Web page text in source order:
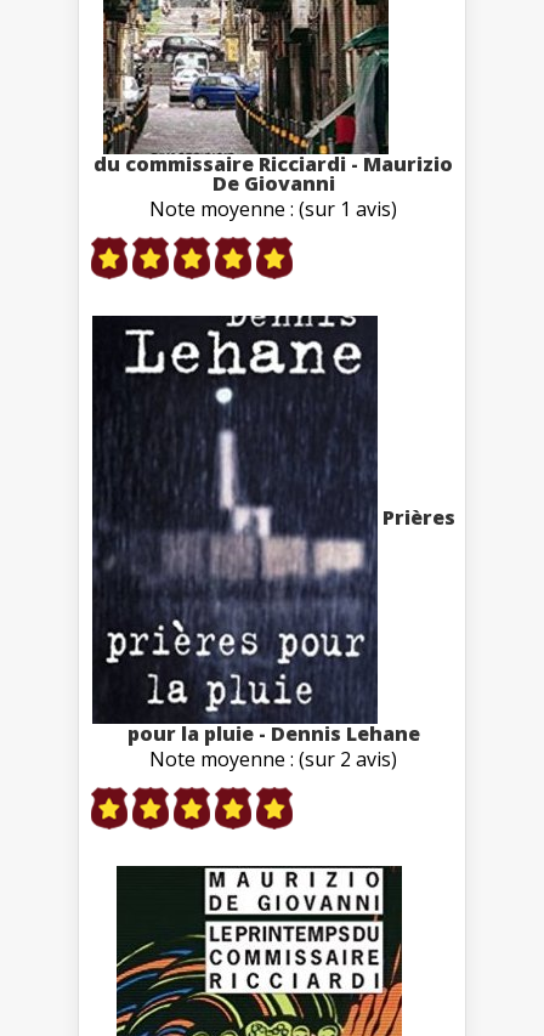
du commissaire Ricciardi - Maurizio
De Giovanni
Note moyenne : (sur 1 avis)
Prières
pour la pluie - Dennis Lehane
Note moyenne : (sur 2 avis)